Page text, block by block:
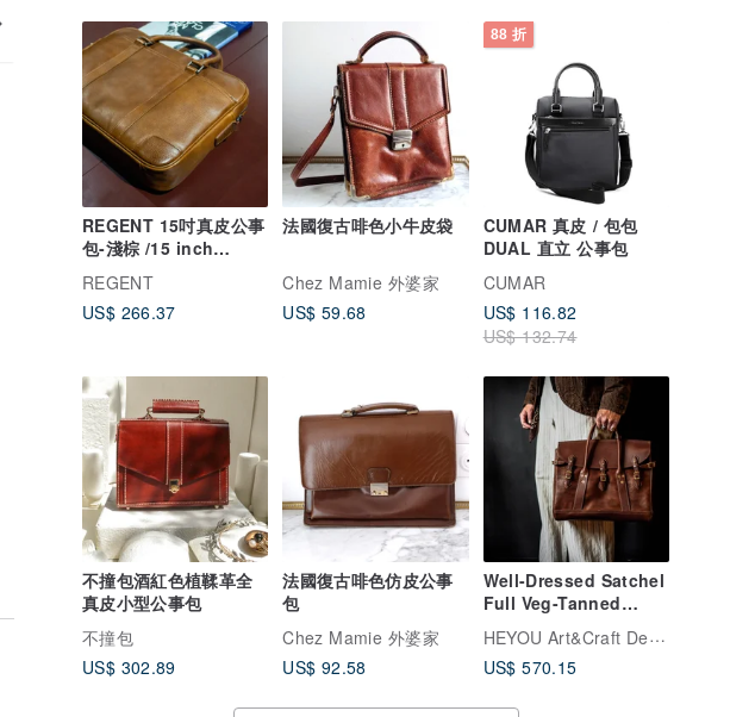
REGENT 15吋真皮公事
包-淺棕 /15 inch
Leather Briefcase -
Tan
REGENT
US$ 266.37
法國復古啡色小牛皮袋
Chez Mamie 外婆家
US$ 59.68
88 折
CUMAR 真皮 / 包包
DUAL 直立 公事包
CUMAR
US$ 116.82
US$ 132.74
不撞包酒紅色植鞣革全
真皮小型公事包
不撞包
US$ 302.89
法國復古啡色仿皮公事
包
Chez Mamie 外婆家
US$ 92.58
Well-Dressed Satchel
Full Veg-Tanned
Leather
HEYOU Art&Craft Department
US$ 570.15